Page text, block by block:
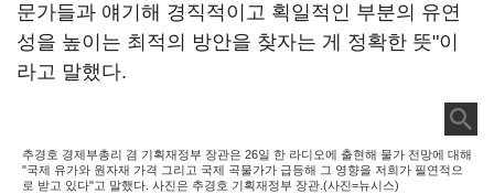
문가들과 얘기해 경직적이고 획일적인 부분의 유연
성을 높이는 최적의 방안을 찾자는 게 정확한 뜻"이
라고 말했다.
추경호 경제부총리 겸 기획재정부 장관은 26일 한 라디오에 출현해 물가 전망에 대해
"국제 유가와 원자재 가격 그리고 국제 곡물가가 급등해 그 영향을 저희가 필연적으
로 받고 있다"고 말했다. 사진은 추경호 기획재정부 장관.(사진=뉴시스)